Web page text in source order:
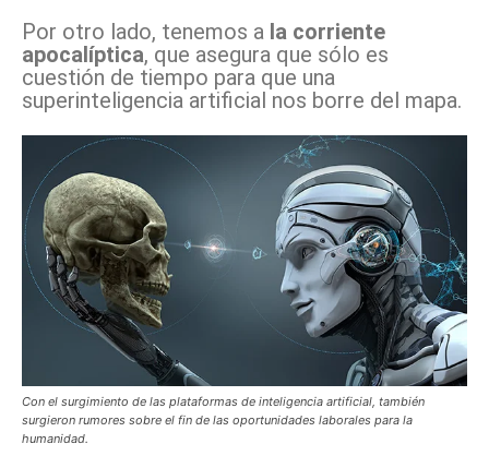
Por otro lado, tenemos a la corriente
apocalíptica, que asegura que sólo es
cuestión de tiempo para que una
superinteligencia artificial nos borre del mapa.
Con el surgimiento de las plataformas de inteligencia artificial, también
surgieron rumores sobre el fin de las oportunidades laborales para la
humanidad.